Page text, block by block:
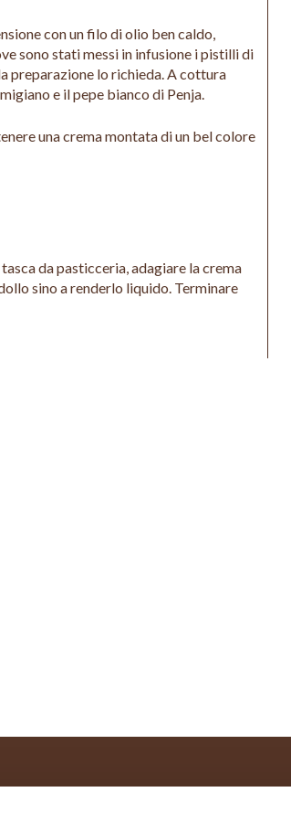
con un filo di olio ben caldo,
sono stati messi in infusione i pistilli di
preparazione lo richieda. A cottura
e il pepe bianco di Penja.
una crema montata di un bel colore
da pasticceria, adagiare la crema
sino a renderlo liquido. Terminare